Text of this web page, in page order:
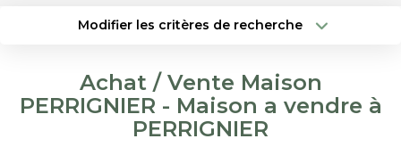
VENDRE
Modifier les critères de recherche
Surface min Budget max
Plus de critères Créer une alerte
Achat / Vente Maison
PERRIGNIER - Maison a vendre à
PERRIGNIER